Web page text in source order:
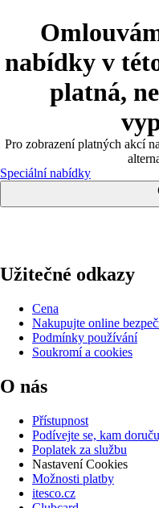
nabídky v
platná,
Pro zobrazení platných akcí
Speciální nabídky
Užitečné odkazy
Cena
Nakupujte online
Podmínky používání
Soukromí a cookies
O nás
Přístupnost
Podívejte se, kam
Poplatek za službu
Nastavení Cookies
Možnosti platby
itesco.cz